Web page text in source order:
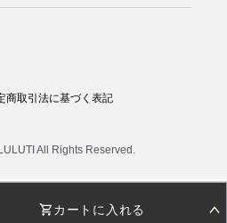
商取引法に基づく表記
All Rights Reserved.
カートに入れる